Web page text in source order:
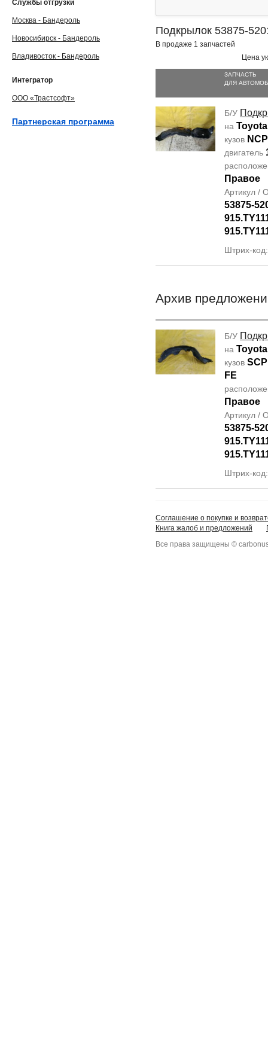
Подкрылок 53875-
В продаже 1 запчастей
Цена
ЗАПЧАСТЬ
ДЛЯ
Б/У
на
кузов
двигатель
Правое
Артикул /
53875-
Штрих-
Архив
Б/У
на
кузов
FE
Правое
Артикул /
53875-
Штрих-
Службы отгрузки
Москва - Бандероль
Новосибирск - Бандероль
Владивосток - Бандероль
Интегратор
ООО «Трастсофт»
Партнерская программа
Соглашение о покупке и
Книга жалоб и предложений
Все права защищены ©